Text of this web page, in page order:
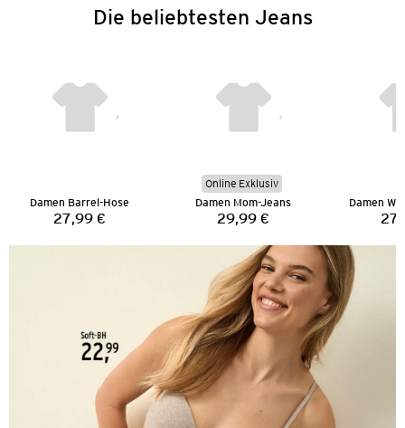
Die beliebtesten Jeans
Damen Barrel-Hose
Preis:
27,99 €
Online Exklusiv
Damen Mom-Jeans
Preis:
29,99 €
Damen